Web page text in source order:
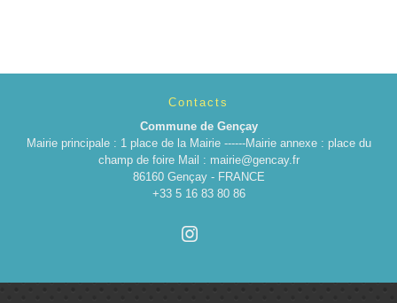
Contacts
Commune de Gençay
Mairie principale : 1 place de la Mairie ------Mairie annexe : place du
champ de foire Mail : mairie@gencay.fr
86160 Gençay - FRANCE
+33 5 16 83 80 86